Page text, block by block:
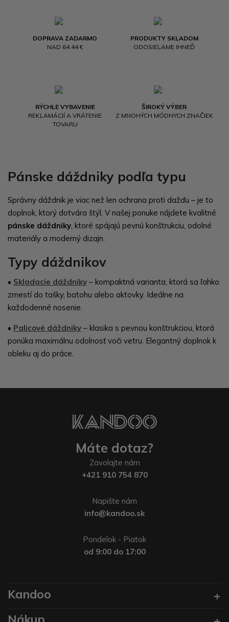
DOPRAVA ZADARMO
NAD 64.44 €
PRODUKTY SKLADOM
ODOSIELAME IHNEĎ
RÝCHLE VYBAVENIE
REKLAMÁCIÍ A VRÁTENIE
TOVARU
ŠIROKÝ VÝBER
Z MNOHÝCH MÓDNYCH ZNAČIEK
Pánske dáždniky podľa typu
Správny dáždnik je viac než len ochrana proti dažďu – je to
doplnok, ktorý dotvára štýl. V našej ponuke nájdete kvalitné
pánske dáždniky, ktoré spájajú pevnú konštrukciu, odolné
materiály a moderný dizajn.
Typy dáždnikov
• Skladacie dáždniky – kompaktná varianta, ktorá sa ľahko
zmestí do tašky, batohu alebo aktovky. Ideálne na
každodenné nosenie.
• Palicové dáždniky – klasika s pevnou konštrukciou, ktorá
ponúka maximálnu odolnosť voči vetru. Elegantný doplnok k
obleku aj do práce.
Máte dotaz?
Zavolajte nám
+421 910 754 870
Napište nám
info@kandoo.sk
Pondelok - Piatok
od 9:00 do 17:00
Kandoo
Nákup